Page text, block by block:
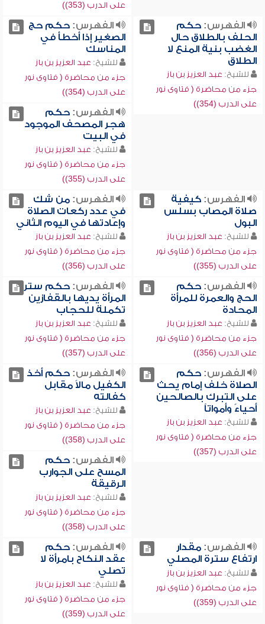
على الدرب (353))
الفهرس:حكم
الحلف بالطلاق حال
الغضب بنية المنع لا
الطلاق
للشيخ: عبد العزيز بن باز
جزء من محاضرة ( فتاوى نور
على الدرب (354))
الفهرس:حكم حج
الصغير إذا أخطأ في
المناسك
للشيخ: عبد العزيز بن باز
جزء من محاضرة ( فتاوى نور
على الدرب (354))
الفهرس:حكم
هجر المصحف الموجود
في البيت
للشيخ: عبد العزيز بن باز
جزء من محاضرة ( فتاوى نور
على الدرب (355))
الفهرس:كيفية
صلاة المصاب بسلس
البول
للشيخ: عبد العزيز بن باز
جزء من محاضرة ( فتاوى نور
على الدرب (355))
الفهرس:من شك
في عدد ركعات الصلاة
وإعادتها في اليوم الثاني
للشيخ: عبد العزيز بن باز
جزء من محاضرة ( فتاوى نور
على الدرب (356))
الفهرس:حكم
الحج والعمرة للمرأة
المحادة
للشيخ: عبد العزيز بن باز
جزء من محاضرة ( فتاوى نور
على الدرب (356))
الفهرس:حكم ستر
المرأة يديها بالقفازين
تكملة للحجاب
للشيخ: عبد العزيز بن باز
جزء من محاضرة ( فتاوى نور
على الدرب (357))
الفهرس:حكم
الصلاة خلف إمام يحث
على التبرك بالصالحين
أحياءً وأمواتاً
للشيخ: عبد العزيز بن باز
جزء من محاضرة ( فتاوى نور
على الدرب (357))
الفهرس:حكم أخذ
الكفيل مالاً مقابل
كفالته
للشيخ: عبد العزيز بن باز
جزء من محاضرة ( فتاوى نور
على الدرب (358))
الفهرس:حكم
المسح على الجوارب
الرقيقة
للشيخ: عبد العزيز بن باز
جزء من محاضرة ( فتاوى نور
على الدرب (358))
الفهرس:مقدار
ارتفاع سترة المصلي
للشيخ: عبد العزيز بن باز
جزء من محاضرة ( فتاوى نور
على الدرب (359))
الفهرس:حكم
عقد النكاح بامرأة لا
تصلي
للشيخ: عبد العزيز بن باز
جزء من محاضرة ( فتاوى نور
على الدرب (359))